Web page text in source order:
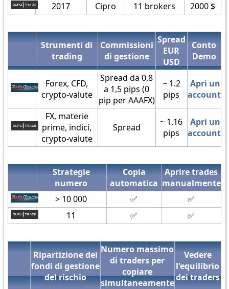
2017 Cipro 11 brokers 2000 $
Strumenti di
trading
Commissioni
di gestione
Spread
EUR
USD
Conto
Demo
Forex, CFD,
crypto-valute
Spread da 0,8
a 1,5 pips (0
pip per AAAFX)
~ 1.2
pips
Apri un
account
FX, materie
prime, indici,
crypto-valute
Spread
~ 1.16
pips
Apri un
account
Strategie
numero
Copia
automatica
Aprire trades
manualmente
> 10 000
✅
✅
11
✅ ✅
Ripartizione dei
fondi di gestione
del rischio
Numero massimo
di traders per
copiare
simultaneamente
Vedere
l'equilibrio
dei traders